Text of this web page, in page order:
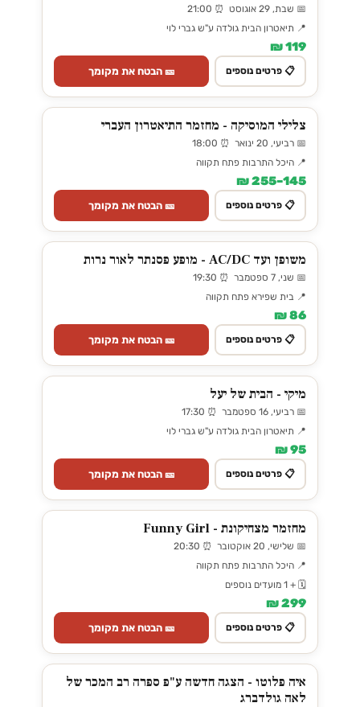
📅 שבת, 29 אוגוסט ⏰ 21:00
📍 תיאטרון הבית גולדה ע"ש גברי לוי
119 ₪
📋 פרטים נוספים 🎫 הבטח את מקומך
צלילי המוסיקה - מחזמר התיאטרון העברי
📅 רביעי, 20 ינואר ⏰ 18:00
📍 היכל התרבות פתח תקווה
145–255 ₪
📋 פרטים נוספים 🎫 הבטח את מקומך
משופן ועד AC/DC - מופע פסנתר לאור נרות
📅 שני, 7 ספטמבר ⏰ 19:30
📍 בית שפירא פתח תקווה
86 ₪
📋 פרטים נוספים 🎫 הבטח את מקומך
מיקי - הבית של יעל
📅 רביעי, 16 ספטמבר ⏰ 17:30
📍 תיאטרון הבית גולדה ע"ש גברי לוי
95 ₪
📋 פרטים נוספים 🎫 הבטח את מקומך
מחזמר מצחיקונת - Funny Girl
📅 שלישי, 20 אוקטובר ⏰ 20:30
📍 היכל התרבות פתח תקווה
🗓️ + 1 מועדים נוספים
299 ₪
📋 פרטים נוספים 🎫 הבטח את מקומך
איה פלוטו - הצגה חדשה ע"פ ספרה רב המכר של
לאה גולדברג